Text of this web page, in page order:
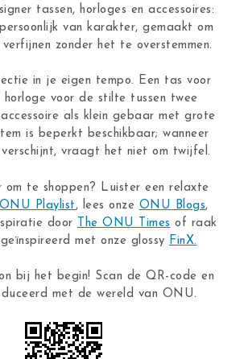
tassen, horloges en accessoires:
van karakter, gemaakt om
zonder het te overstemmen.
in je eigen tempo. Een tas voor
horloge voor de stilte tussen twee
accessoire als klein gebaar met grote
is beperkt beschikbaar; wanneer
vraagt het niet om twijfel.
om te shoppen? Luister een relaxte
ONU Playlist , lees onze ONU Blogs,
door
The ONU Times of raak
met onze glossy FinX.
bij het begin! Scan de QR-code en
met de wereld van ONU.